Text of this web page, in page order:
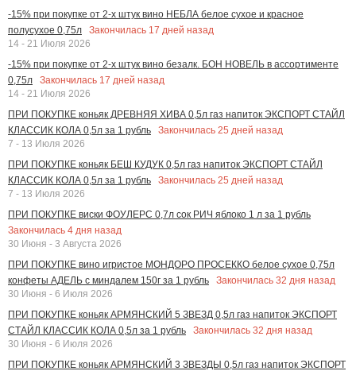
-15% при покупке от 2-х штук вино НЕБЛА белое сухое и красное
полусухое 0,75л
Закончилась 17 дней назад
14 - 21 Июля 2026
-15% при покупке от 2-х штук вино безалк. БОН НОВЕЛЬ в ассортименте
0,75л
Закончилась 17 дней назад
14 - 21 Июля 2026
ПРИ ПОКУПКЕ коньяк ДРЕВНЯЯ ХИВА 0,5л газ напиток ЭКСПОРТ СТАЙЛ
КЛАССИК КОЛА 0,5л за 1 рубль
Закончилась 25 дней назад
7 - 13 Июля 2026
ПРИ ПОКУПКЕ коньяк БЕШ КУДУК 0,5л газ напиток ЭКСПОРТ СТАЙЛ
КЛАССИК КОЛА 0,5л за 1 рубль
Закончилась 25 дней назад
7 - 13 Июля 2026
ПРИ ПОКУПКЕ виски ФОУЛЕРС 0,7л сок РИЧ яблоко 1 л за 1 рубль
Закончилась 4 дня назад
30 Июня - 3 Августа 2026
ПРИ ПОКУПКЕ вино игристое МОНДОРО ПРОСЕККО белое сухое 0,75л
конфеты АДЕЛЬ с миндалем 150г за 1 рубль
Закончилась 32 дня назад
30 Июня - 6 Июля 2026
ПРИ ПОКУПКЕ коньяк АРМЯНСКИЙ 5 ЗВЕЗД 0,5л газ напиток ЭКСПОРТ
СТАЙЛ КЛАССИК КОЛА 0,5л за 1 рубль
Закончилась 32 дня назад
30 Июня - 6 Июля 2026
ПРИ ПОКУПКЕ коньяк АРМЯНСКИЙ 3 ЗВЕЗДЫ 0,5л газ напиток ЭКСПОРТ